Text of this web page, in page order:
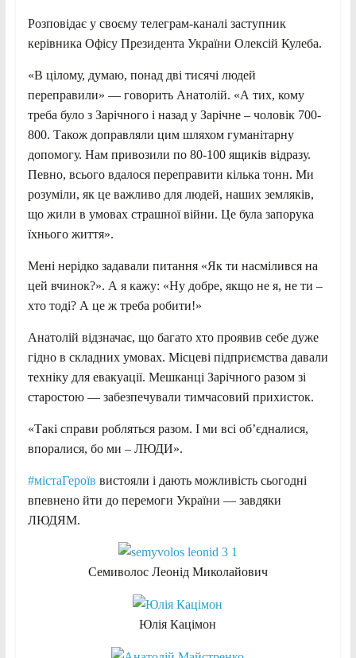
Розповідає у своєму телеграм-каналі заступник
керівника Офісу Президента України Олексій Кулеба.
«В цілому, думаю, понад дві тисячі людей
переправили» — говорить Анатолій. «А тих, кому
треба було з Зарічного і назад у Зарічне – чоловік 700-
800. Також доправляли цим шляхом гуманітарну
допомогу. Нам привозили по 80-100 ящиків відразу.
Певно, всього вдалося переправити кілька тонн. Ми
розуміли, як це важливо для людей, наших земляків,
що жили в умовах страшної війни. Це була запорука
їхнього життя».
Мені нерідко задавали питання «Як ти насмілився на
цей вчинок?». А я кажу: «Ну добре, якщо не я, не ти –
хто тоді? А це ж треба робити!»
Анатолій відзначає, що багато хто проявив себе дуже
гідно в складних умовах. Місцеві підприємства давали
техніку для евакуації. Мешканці Зарічного разом зі
старостою — забезпечували тимчасовий прихисток.
«Такі справи робляться разом. І ми всі об’єдналися,
впоралися, бо ми – ЛЮДИ».
#містаГероїв вистояли і дають можливість сьогодні
впевнено йти до перемоги України — завдяки
ЛЮДЯМ.
Семиволос Леонід Миколайович
Юлія Кацімон